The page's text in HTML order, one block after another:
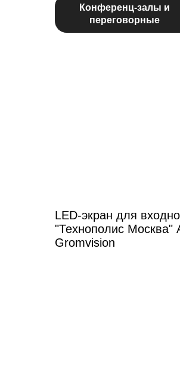
Конференц-залы и
переговорные
LED-экран для
"Технополис Москва"
Gromvision